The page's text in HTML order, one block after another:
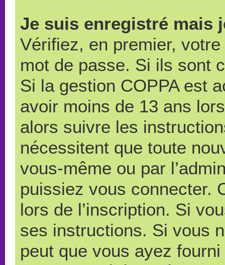
Je suis enregistré mais
Vérifiez, en premier,
mot de passe. Si ils sont
Si la gestion COPPA est
avoir moins de 13 ans
alors suivre les
nécessitent que toute
vous-même ou par
puissiez vous connecter.
lors de l’inscription. Si
ses instructions. Si vous
peut que vous ayez